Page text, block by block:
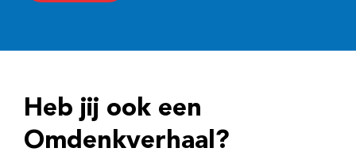
r
e
Heb jij ook een
Omdenkverhaal?